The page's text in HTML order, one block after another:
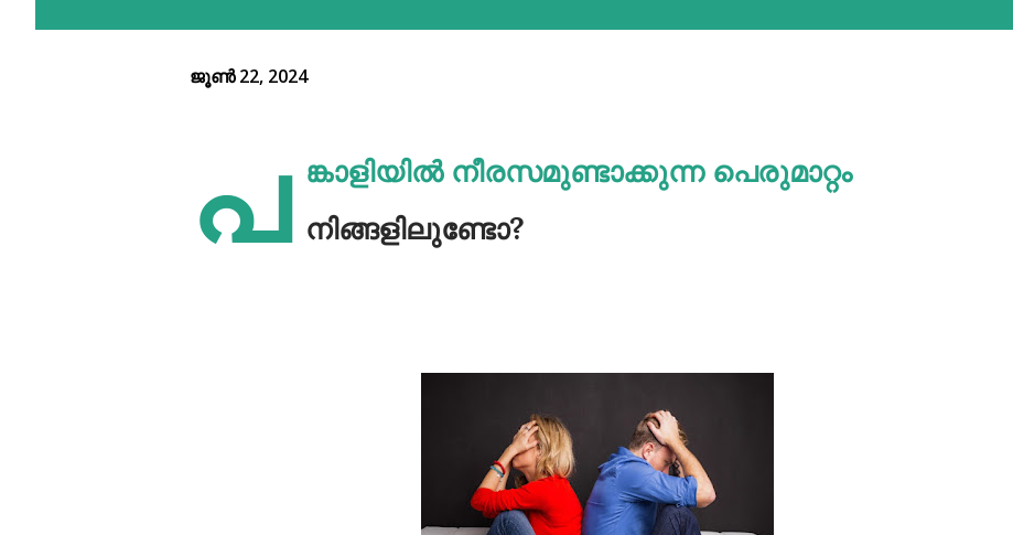
ജൂൺ 22, 2024
പ ങ്കാളിയിൽ നീരസമുണ്ടാക്കുന്ന പെരുമാറ്റം
നിങ്ങളിലുണ്ടോ?